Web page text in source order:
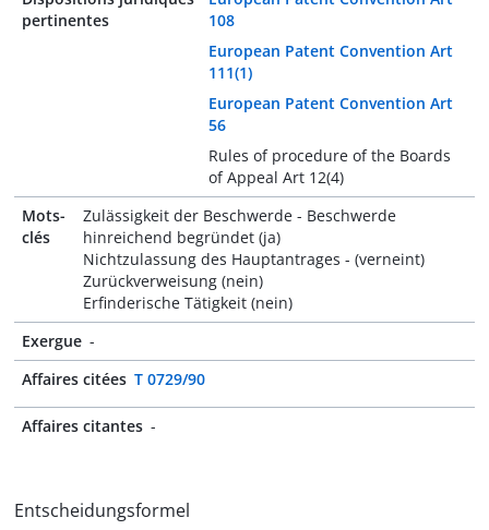
pertinentes
108
European Patent Convention Art
111(1)
European Patent Convention Art
56
Rules of procedure of the Boards
of Appeal Art 12(4)
Mots-
clés
Zulässigkeit der Beschwerde - Beschwerde
hinreichend begründet (ja)
Nichtzulassung des Hauptantrages - (verneint)
Zurückverweisung (nein)
Erfinderische Tätigkeit (nein)
Exergue -
Affaires citées T 0729/90
Affaires citantes -
Entscheidungsformel